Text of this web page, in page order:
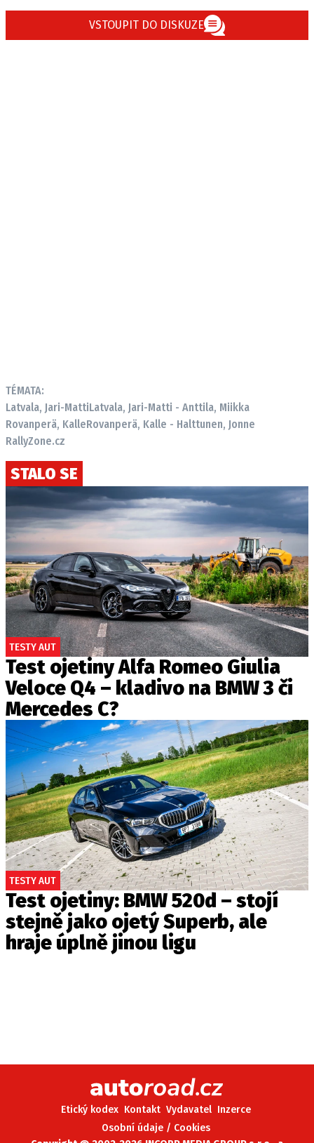
VSTOUPIT DO DISKUZE
TÉMATA:
Latvala, Jari-MattiLatvala, Jari-Matti - Anttila, Miikka
Rovanperä, KalleRovanperä, Kalle - Halttunen, Jonne
RallyZone.cz
STALO SE
TESTY AUT
Test ojetiny Alfa Romeo Giulia
Veloce Q4 – kladivo na BMW 3 či
Mercedes C?
TESTY AUT
Test ojetiny: BMW 520d – stojí
stejně jako ojetý Superb, ale
hraje úplně jinou ligu
Etický kodex Kontakt Vydavatel Inzerce
Osobní údaje / Cookies